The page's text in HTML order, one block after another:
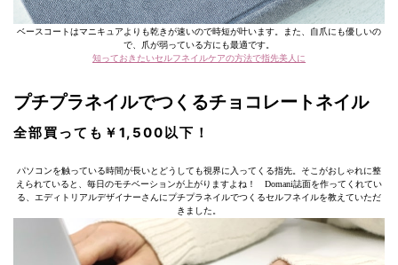
ベースコートはマニキュアよりも乾きが速いので時短が叶います。また、自爪にも優しいの
で、爪が弱っている方にも最適です。
知っておきたいセルフネイルケアの方法で指先美人に
プチプラネイルでつくるチョコレートネイル
全部買っても￥1,500以下！
パソコンを触っている時間が長いとどうしても視界に入ってくる指先。そこがおしゃれに整
えられていると、毎日のモチベーションが上がりますよね！ Domani誌面を作ってくれてい
る、エディトリアルデザイナーさんにプチプラネイルでつくるセルフネイルを教えていただ
きました。